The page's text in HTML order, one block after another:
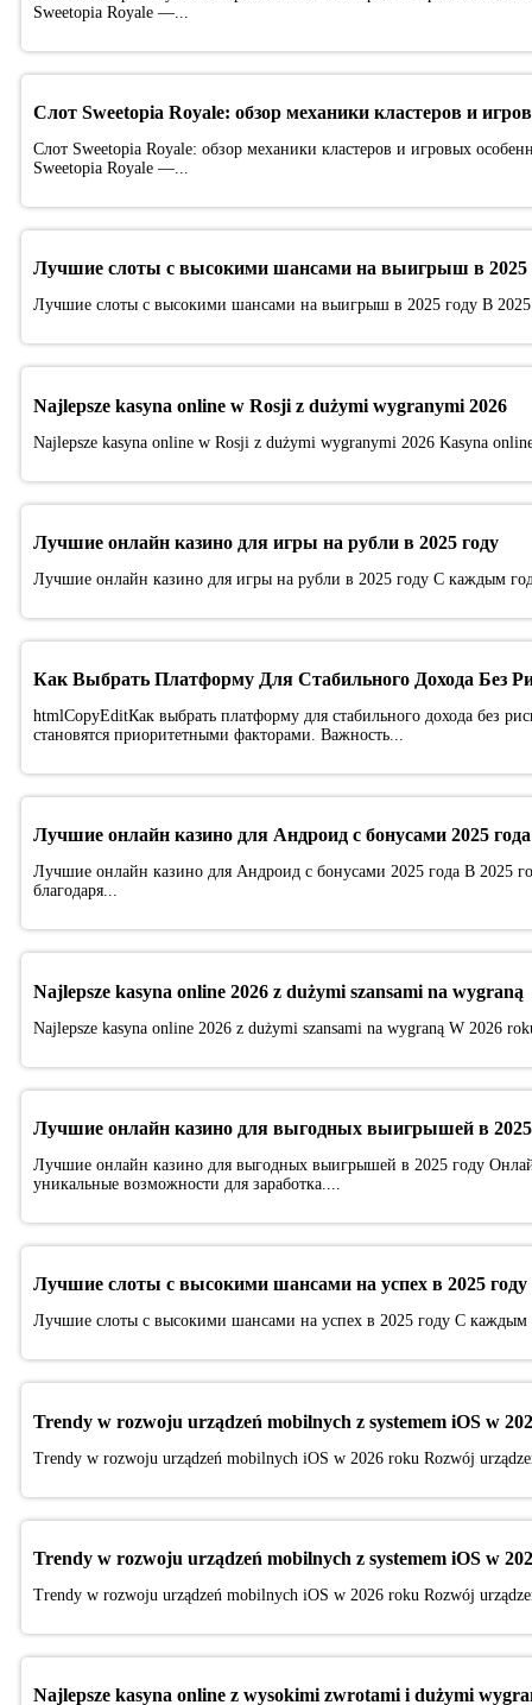
Sweetopia Royale —...
Слот Sweetopia Royale: обзор механики кластеров и
Слот Sweetopia Royale: обзор механики кластеров и игровых
Sweetopia Royale —...
Лучшие слоты с высокими шансами на выигрыш в 2025
Лучшие слоты с высокими шансами на выигрыш в 2025 году В
Najlepsze kasyna online w Rosji z dużymi wygranymi 2026
Najlepsze kasyna online w Rosji z dużymi wygranymi 2026 Kasyna
Лучшие онлайн казино для игры на рубли в 2025 году
Лучшие онлайн казино для игры на рубли в 2025 году С каждым
Как Выбрать Платформу Для Стабильного Дохода Без
htmlCopyEditКак выбрать платформу для стабильного дохода без
становятся приоритетными факторами. Важность...
Лучшие онлайн казино для Андроид с бонусами 2025 года
Лучшие онлайн казино для Андроид с бонусами 2025 года В 2025
благодаря...
Najlepsze kasyna online 2026 z dużymi szansami na wygraną
Najlepsze kasyna online 2026 z dużymi szansami na wygraną W 2026
Лучшие онлайн казино для выгодных выигрышей в 2025
Лучшие онлайн казино для выгодных выигрышей в 2025 году
уникальные возможности для заработка....
Лучшие слоты с высокими шансами на успех в 2025 году
Лучшие слоты с высокими шансами на успех в 2025 году С каждым
Trendy w rozwoju urządzeń mobilnych z systemem iOS w
Trendy w rozwoju urządzeń mobilnych iOS w 2026 roku Rozwój
Trendy w rozwoju urządzeń mobilnych z systemem iOS w
Trendy w rozwoju urządzeń mobilnych iOS w 2026 roku Rozwój
Najlepsze kasyna online z wysokimi zwrotami i dużymi